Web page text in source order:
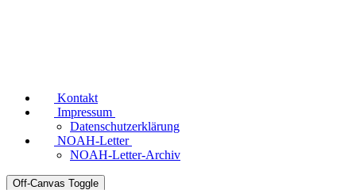
Kontakt
Impressum
Datenschutzerklärung
NOAH-Letter
NOAH-Letter-Archiv
Off-Canvas Toggle